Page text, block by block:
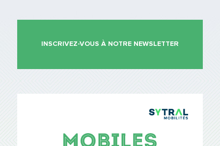
INSCRIVEZ-VOUS À NOTRE NEWSLETTER